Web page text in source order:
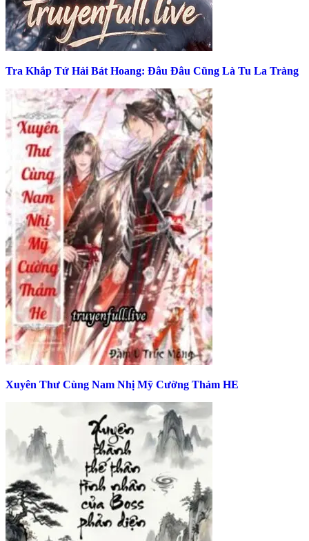
Tra Khắp Tứ Hải Bát Hoang: Đâu Đâu Cũng Là Tu La Tràng
Xuyên Thư Cùng Nam Nhị Mỹ Cường Thảm HE